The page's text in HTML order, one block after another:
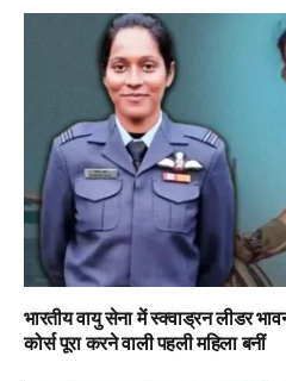
भारतीय वायु सेना में स्क्वाड्रन लीडर
कोर्स पूरा करने वाली पहली महिला बनीं